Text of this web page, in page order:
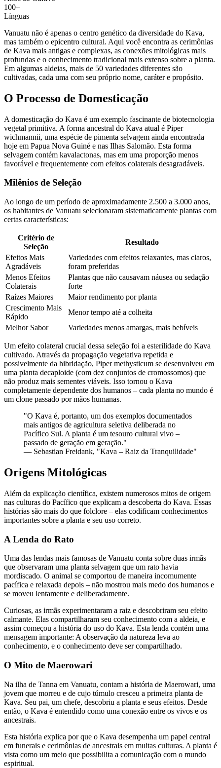
100+
Línguas
Vanuatu não é apenas o centro genético da diversidade do Kava,
mas também o epicentro cultural. Aqui você encontra as cerimônias
de Kava mais antigas e complexas, as conexões mitológicas mais
profundas e o conhecimento tradicional mais extenso sobre a planta.
Em algumas aldeias, mais de 50 variedades diferentes são
cultivadas, cada uma com seu próprio nome, caráter e propósito.
O Processo de Domesticação
A domesticação do Kava é um exemplo fascinante de biotecnologia
vegetal primitiva. A forma ancestral do Kava atual é Piper
wichmannii, uma espécie de pimenta selvagem ainda encontrada
hoje em Papua Nova Guiné e nas Ilhas Salomão. Esta forma
selvagem contém kavalactonas, mas em uma proporção menos
favorável e frequentemente com efeitos colaterais desagradáveis.
Milênios de Seleção
Ao longo de um período de aproximadamente 2.500 a 3.000 anos,
os habitantes de Vanuatu selecionaram sistematicamente plantas com
certas características:
Critério de
Seleção
Resultado
Efeitos Mais
Agradáveis
Variedades com efeitos relaxantes, mas claros,
foram preferidas
Menos Efeitos
Colaterais
Plantas que não causavam náusea ou sedação
forte
Raízes Maiores
Maior rendimento por planta
Crescimento Mais
Rápido
Menor tempo até a colheita
Melhor Sabor
Variedades menos amargas, mais bebíveis
Um efeito colateral crucial dessa seleção foi a esterilidade do Kava
cultivado. Através da propagação vegetativa repetida e
possivelmente da hibridação, Piper methysticum se desenvolveu em
uma planta decaploide (com dez conjuntos de cromossomos) que
não produz mais sementes viáveis. Isso tornou o Kava
completamente dependente dos humanos – cada planta no mundo é
um clone passado por mãos humanas.
"O Kava é, portanto, um dos exemplos documentados
mais antigos de agricultura seletiva deliberada no
Pacífico Sul. A planta é um tesouro cultural vivo –
passado de geração em geração."
— Sebastian Freidank, "Kava – Raiz da Tranquilidade"
Origens Mitológicas
Além da explicação científica, existem numerosos mitos de origem
nas culturas do Pacífico que explicam a descoberta do Kava. Essas
histórias são mais do que folclore – elas codificam conhecimentos
importantes sobre a planta e seu uso correto.
A Lenda do Rato
Uma das lendas mais famosas de Vanuatu conta sobre duas irmãs
que observaram uma planta selvagem que um rato havia
mordiscado. O animal se comportou de maneira incomumente
pacífica e relaxada depois – não mostrou mais medo dos humanos e
se moveu lentamente e deliberadamente.
Curiosas, as irmãs experimentaram a raiz e descobriram seu efeito
calmante. Elas compartilharam seu conhecimento com a aldeia, e
assim começou a história do uso do Kava. Esta lenda contém uma
mensagem importante: A observação da natureza leva ao
conhecimento, e o conhecimento deve ser compartilhado.
O Mito de Maerowari
Na ilha de Tanna em Vanuatu, contam a história de Maerowari, uma
jovem que morreu e de cujo túmulo cresceu a primeira planta de
Kava. Seu pai, um chefe, descobriu a planta e seus efeitos. Desde
então, o Kava é entendido como uma conexão entre os vivos e os
ancestrais.
Esta história explica por que o Kava desempenha um papel central
em funerais e cerimônias de ancestrais em muitas culturas. A planta é
vista como um meio que possibilita a comunicação com o mundo
espiritual.